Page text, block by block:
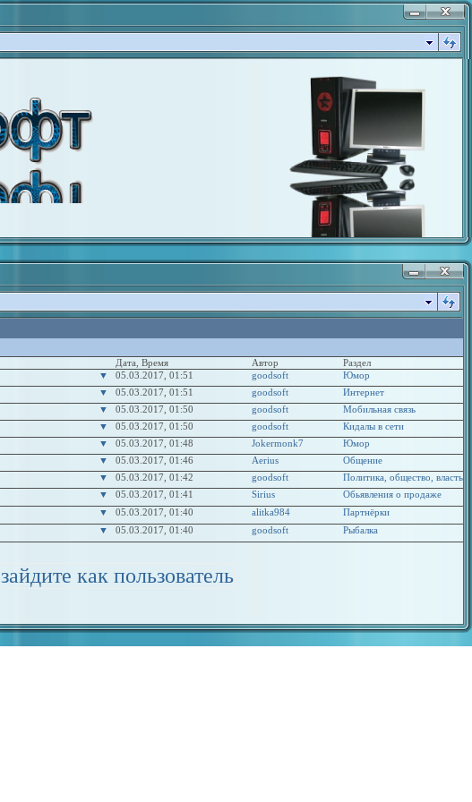
Дата, Время Автор
Раздел
▼ 05.03.2017, 01:51 goodsoft
Юмор
▼ 05.03.2017, 01:51 goodsoft
Интернет
▼ 05.03.2017, 01:50 goodsoft
Мобильная связь
▼ 05.03.2017, 01:50 goodsoft
Кидалы в сети
▼ 05.03.2017, 01:48 Jokermonk7
Юмор
▼ 05.03.2017, 01:46 Aerius
Общение
▼ 05.03.2017, 01:42 goodsoft
Политика, общество, власть
▼ 05.03.2017, 01:41 Sirius
Обьявления о продаже
▼ 05.03.2017, 01:40 alitka984
Партнёрки
▼ 05.03.2017, 01:40 goodsoft Рыбалка
зайдите как пользователь